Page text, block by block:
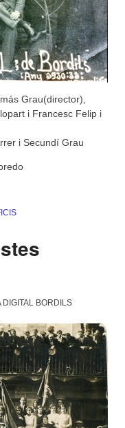
Grau(director),
i Francesc Felip i
i Secundí Grau
DIGITAL BORDILS